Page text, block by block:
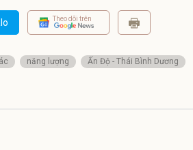
Theo dõi trên
năng lượng
Ấn Độ - Thái Bình Dương